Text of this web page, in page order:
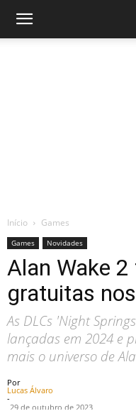
Início Games
Games Novidades
Alan Wake
gratuitas
As DLCs 'Night
lançadas em 2024 e
mais o universo de
Por
Lucas Álvaro
-
29 de outubro de 2023